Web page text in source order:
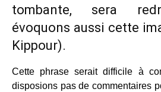
tombante, sera
évoquons aussi cette
Kippour).
Cette phrase serait difficile à
disposions pas de commentaires